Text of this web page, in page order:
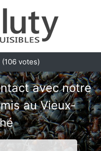
(106votes)
avec notre
au Vieux-